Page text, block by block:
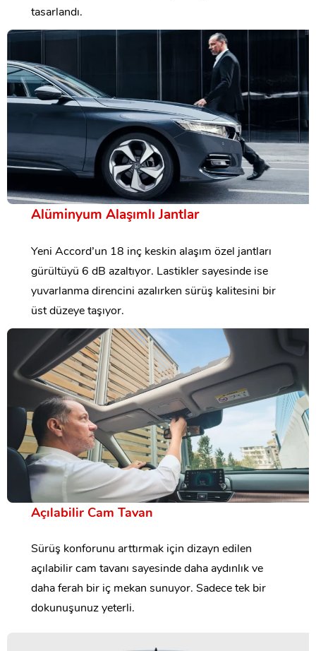
tasarlandı.
Alüminyum Alaşımlı Jantlar
Yeni Accord’un 18 inç keskin alaşım özel jantları
gürültüyü 6 dB azaltıyor. Lastikler sayesinde ise
yuvarlanma direncini azalırken sürüş kalitesini bir
üst düzeye taşıyor.
Açılabilir Cam Tavan
Sürüş konforunu arttırmak için dizayn edilen
açılabilir cam tavanı sayesinde daha aydınlık ve
daha ferah bir iç mekan sunuyor. Sadece tek bir
dokunuşunuz yeterli.